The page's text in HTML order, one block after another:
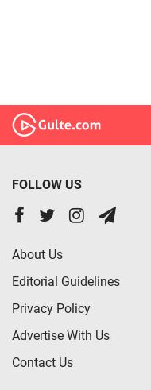
FOLLOW US
About Us
Editorial Guidelines
Privacy Policy
Advertise With Us
Contact Us